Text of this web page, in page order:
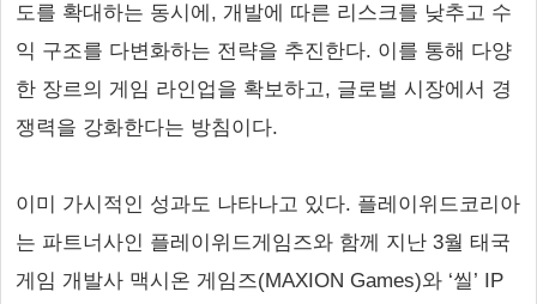
도를 확대하는 동시에, 개발에 따른 리스크를 낮추고 수
익 구조를 다변화하는 전략을 추진한다. 이를 통해 다양
한 장르의 게임 라인업을 확보하고, 글로벌 시장에서 경
쟁력을 강화한다는 방침이다.
이미 가시적인 성과도 나타나고 있다. 플레이위드코리아
는 파트너사인 플레이위드게임즈와 함께 지난 3월 태국
게임 개발사 맥시온 게임즈(MAXION Games)와 ‘씰’ IP